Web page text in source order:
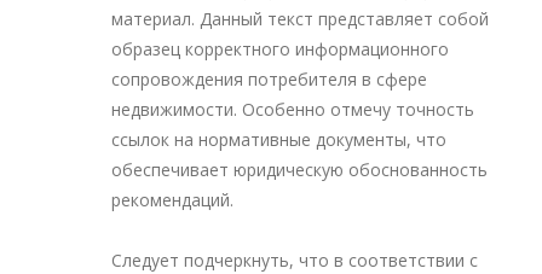
материал. Данный текст представляет собой
образец корректного информационного
сопровождения потребителя в сфере
недвижимости. Особенно отмечу точность
ссылок на нормативные документы, что
обеспечивает юридическую обоснованность
рекомендаций.
Следует подчеркнуть, что в соответствии с